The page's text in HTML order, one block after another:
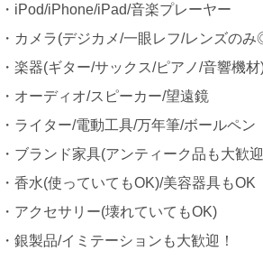
・iPod/iPhone/iPad/音楽プレーヤー
・カメラ(デジカメ/一眼レフ/レンズの
・楽器(ギター/サックス/ピアノ/音響機材
・オーディオ/スピーカー/望遠鏡
・ライター/電動工具/万年筆/ボールペン
・ブランド家具(アンティーク品も大歓
・香水(使っていてもOK)/美容器具もOK
・アクセサリー(壊れていてもOK)
・銀製品/イミテーションも大歓迎！